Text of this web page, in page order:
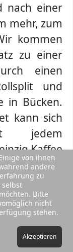
nach einer
mehr, zum
kommen
zu einer
einen
und
in Bücken.
kann sich
jedem
Kaffee
von den
bestimmt
her :-).
aufgehört,
von ihnen
andere
zu
selbst
Bitte
nicht
stehen.
Akzeptieren